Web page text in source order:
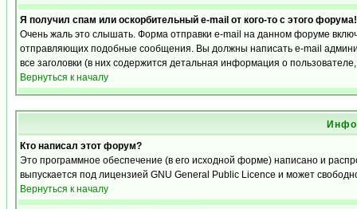
Я получил спам или оскорбительный e-mail от кого-то с этого форума!
Очень жаль это слышать. Форма отправки e-mail на данном форуме
отправляющих подобные сообщения. Вы должны написать e-mail
все заголовки (в них содержится детальная информация о
Вернуться к началу
Кто написал этот форум?
Это программное обеспечение (в его исходной форме) написано и
выпускается под лицензией GNU General Public Licence и может
Вернуться к началу